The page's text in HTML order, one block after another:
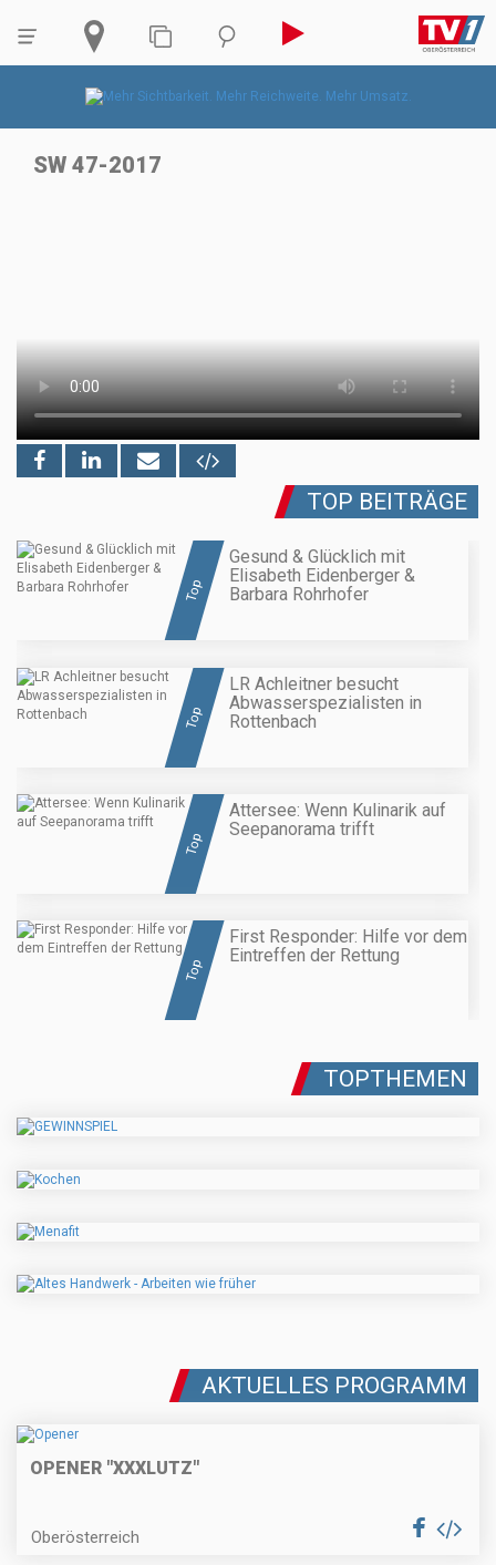
SW 47-2017
TOP BEITRÄGE
Top
Gesund & Glücklich mit
Elisabeth Eidenberger &
Barbara Rohrhofer
Top
LR Achleitner besucht
Abwasserspezialisten in
Rottenbach
Top
Attersee: Wenn Kulinarik auf
Seepanorama trifft
Top
First Responder: Hilfe vor dem
Eintreffen der Rettung
TOPTHEMEN
AKTUELLES PROGRAMM
OPENER "XXXLUTZ"
Oberösterreich